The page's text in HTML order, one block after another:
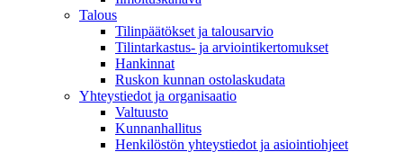
Talous
Tilinpäätökset ja talousarvio
Tilintarkastus- ja arviointikertomukset
Hankinnat
Ruskon kunnan ostolaskudata
Yhteystiedot ja organisaatio
Valtuusto
Kunnanhallitus
Henkilöstön yhteystiedot ja asiointiohjeet